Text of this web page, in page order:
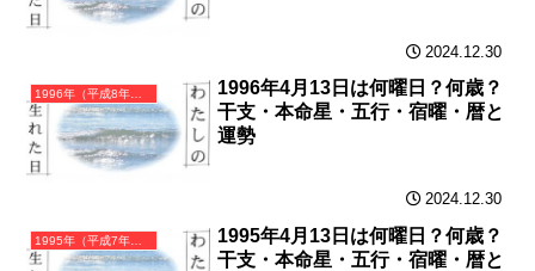
2024.12.30
1996年（平成8年）丙子（ひのえね）・子年（ねずみ年）カレンダー（月曜はじまり）
1996年4月13日は何曜日？何歳？
干支・本命星・五行・宿曜・暦と
運勢
2024.12.30
1995年（平成7年）乙亥（きのとい）・亥年（いのしし年）カレンダー（月曜はじまり）
1995年4月13日は何曜日？何歳？
干支・本命星・五行・宿曜・暦と